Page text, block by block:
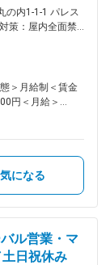
ーク：週1 ・残
40時間台）。繁
指名（サクセッ
ガバナンスの中
かない「指名委員
人事から関与で
ケジュール策
社外取締役へ
ンや後任候補の
との委任契約書
生対応 ・就退
員報酬実務 ・
定、付与株数算
務・経理部門と
示対応 ■就業環
とのやり取りの
の内1-1-1 パレス
策：屋内全面禁
トワーク含む）
＞月給制＜賃金
円＜月給＞
安の金額であり、
(月額)は固定手
気になる
ル営業・マ
日祝休み